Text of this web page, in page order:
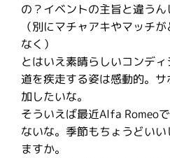
の？イベントの主旨と違う
（別にマチャアキやマッチ
なく）
とはいえ素晴らしいコンデ
道を疾走する姿は感動的。
加したいな。
そういえば最近Alfa Romeo
ないな。季節もちょうどい
ますか。